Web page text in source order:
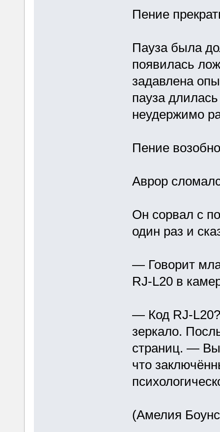
Пение
Пауза была
появилась
задавлена
пауза
неудержимо
Пение
Аврор
Он сорвал с
один раз и
— Говорит
RJ-L20 в
— Код RJ-
зеркало.
страниц. — Вы
что
(Амелия